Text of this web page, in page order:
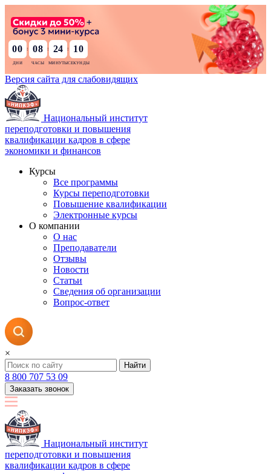
00 : 08 : 24 : 09
Версия сайта для слабовидящих
Национальный институт
переподготовки и повышения
квалификации кадров в сфере
экономики и финансов
Курсы
Все программы
Курсы переподготовки
Повышение квалификации
Электронные курсы
О компании
О нас
Преподаватели
Отзывы
Новости
Статьи
Сведения об организации
Вопрос-ответ
×
Найти
8 800 707 53 09
Заказать звонок
Национальный институт
переподготовки и повышения
квалификации кадров в сфере